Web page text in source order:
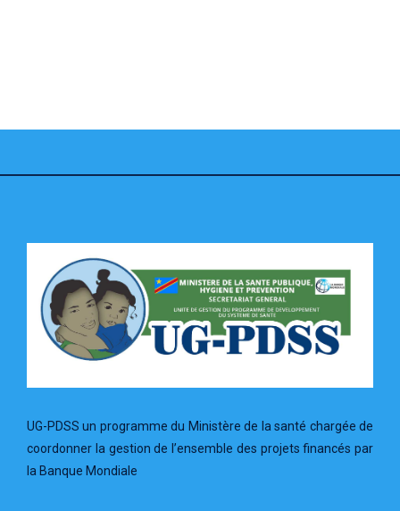
UG-PDSS un programme du Ministère de la santé chargée de
coordonner la gestion de l’ensemble des projets financés par
la Banque Mondiale